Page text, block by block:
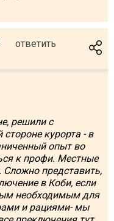
ответить
решили с
курорта - в
опыт во
к профи. Местные
представить,
в Коби, если
необходимым для
и рациями- мы